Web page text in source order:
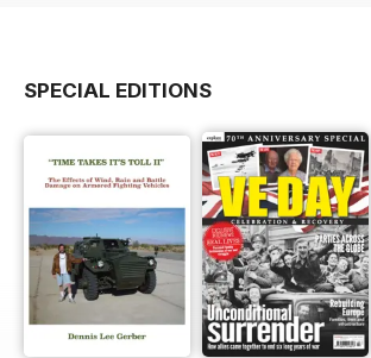
SPECIAL EDITIONS